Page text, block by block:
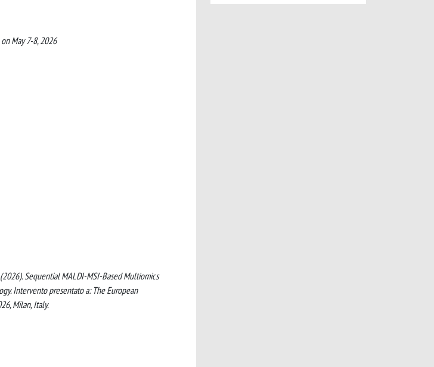
May 7-8, 2026
(2026). Sequential MALDI-MSI-Based Multiomics
Intervento presentato a: The European
Milan, Italy.